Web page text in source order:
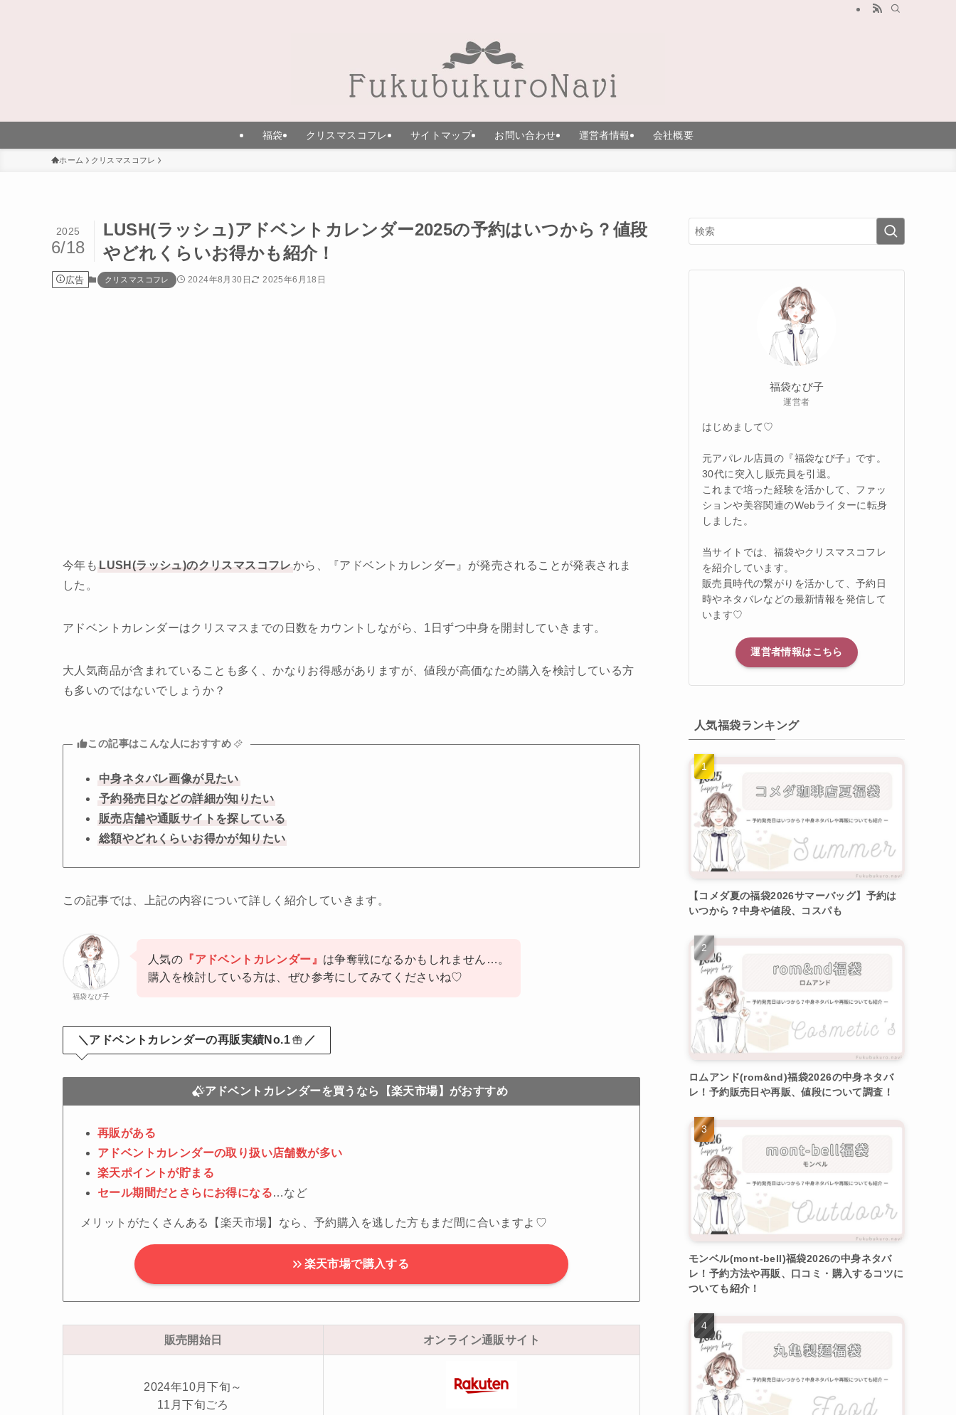
福袋 クリスマスコフレ サイトマップ お問い合わせ 運営者情報 会社概要
ホーム クリスマスコフレ
LUSH(ラッシュ)アドベントカレンダー2025の予約はいつから？値段
やどれくらいお得かも紹介！
2025
6/18
広告 クリスマスコフレ 2024年8月30日 2025年6月18日
今年も LUSH(ラッシュ)のクリスマスコフレ から、『アドベントカレンダー』が発売されることが発表されま
した。
アドベントカレンダーはクリスマスまでの日数をカウントしながら、1日ずつ中身を開封していきます。
大人気商品が含まれていることも多く、かなりお得感がありますが、値段が高価なため購入を検討している方
も多いのではないでしょうか？
この記事はこんな人におすすめ
中身ネタバレ画像が見たい
予約発売日などの詳細が知りたい
販売店舗や通販サイトを探している
総額やどれくらいお得かが知りたい
この記事では、上記の内容について詳しく紹介していきます。
福袋なび子
人気の 『アドベントカレンダー』 は争奪戦になるかもしれません…。
購入を検討している方は、ぜひ参考にしてみてくださいね♡
＼アドベントカレンダーの再販実績No.1 ／
アドベントカレンダーを買うなら【楽天市場】がおすすめ
再販がある
アドベントカレンダーの取り扱い店舗数が多い
楽天ポイントが貯まる
セール期間だとさらにお得になる…など
メリットがたくさんある【楽天市場】なら、予約購入を逃した方もまだ間に合いますよ♡
楽天市場で購入する
販売開始日 オンライン通販サイト
2024年10月下旬～
11月下旬ごろ
福袋なび子
運営者
はじめまして♡
元アパレル店員の『福袋なび子』です。
30代に突入し販売員を引退。
これまで培った経験を活かして、ファッ
ションや美容関連のWebライターに転身
しました。
当サイトでは、福袋やクリスマスコフレ
を紹介しています。
販売員時代の繋がりを活かして、予約日
時やネタバレなどの最新情報を発信して
います♡
運営者情報はこちら
人気福袋ランキング
【コメダ夏の福袋2026サマーバッグ】予約は
いつから？中身や値段、コスパも
ロムアンド(rom&nd)福袋2026の中身ネタバ
レ！予約販売日や再販、値段について調査！
モンベル(mont-bell)福袋2026の中身ネタバ
レ！予約方法や再販、口コミ・購入するコツに
ついても紹介！